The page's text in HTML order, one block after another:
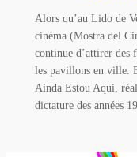
Alors qu’au Lido de
cinéma (Mostra del
continue d’attirer des
les pavillons en ville.
Ainda Estou Aqui,
dictature des années